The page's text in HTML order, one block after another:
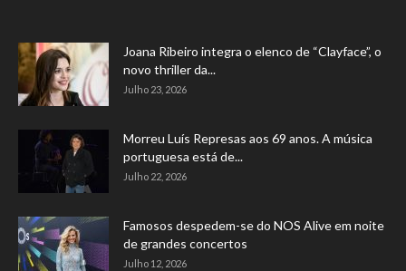
Joana Ribeiro integra o elenco de “Clayface”, o
novo thriller da...
Julho 23, 2026
Morreu Luís Represas aos 69 anos. A música
portuguesa está de...
Julho 22, 2026
Famosos despedem-se do NOS Alive em noite
de grandes concertos
Julho 12, 2026